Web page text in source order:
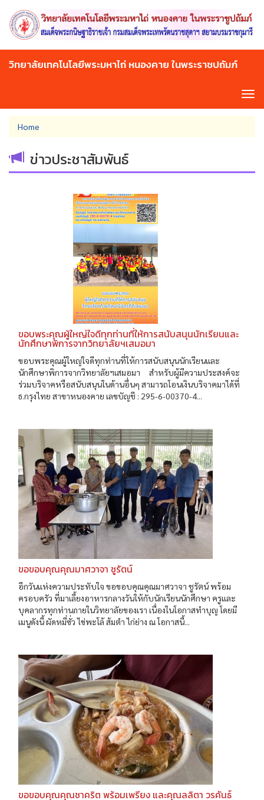
main
content
วิทยาลัยเทคโนโลยีพระมหาไถ่ หนองคาย ในพระราชปถัมภ์
You
are
here
Home
ข่าวประชาสัมพันธ์
ขอบพระคุณผู้ใหญ่ใจดีทุกท่านที่ให้การสนับสนุนนักเรียนและ
นักศึกษาพิการจากวิทยาลัยฯเสมอมา
ขอบพระคุณผู้ใหญ่ใจดีทุกท่านที่ให้การสนับสนุนนักเรียนและ
นักศึกษาพิการจากวิทยาลัยฯเสมอมา สำหรับผู้มีความประสงค์จะ
ร่วมบริจาคหรือสนับสนุนในด้านอื่นๆ สามารถโอนเงินบริจาคมาได้ที่
ธ.กรุงไทย สาขาหนองคาย เลขบัญชี : 295-6-00370-4...
ขอขอบคุณคุณมาศวาจา ชูรัตน์
อีกวันแห่งความประทับใจ ขอขอบคุณคุณมาศวาจา ชูรัตน์ พร้อม
ครอบครัว ที่มาเลี้ยงอาหารกลางวันให้กับนักเรียนนักศึกษา ครูและ
บุคลากรทุกท่านภายในวิทยาลัยของเรา เนื่องในโอกาสทำบุญ โดยมี
เมนูดังนี้ ผัดหมี่ซั่ว ไข่พะโล้ ส้มตำ ไก่ย่าง ณ โอกาสนี้...
ขอขอบคุณคุณชาคริต พร้อมเพรียง และคุณลลิตา วรคันธ์